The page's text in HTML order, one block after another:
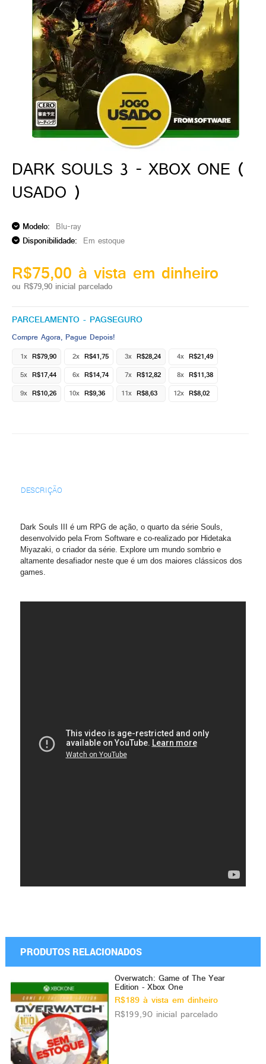
gamer)
DARK SOULS 3 - XBOX ONE (
USADO )
Modelo: Blu-ray
Disponibilidade: Em estoque
R$75,00 à vista em dinheiro
ou R$79,90 inicial parcelado
PARCELAMENTO - PAGSEGURO
Compre Agora, Pague Depois!
1x R$79,90 2x R$41,75 3x R$28,24 4x R$21,49
5x R$17,44 6x R$14,74 7x R$12,82 8x R$11,38
9x R$10,26 10x R$9,36 11x R$8,63 12x R$8,02
DESCRIÇÃO
Dark Souls III é um RPG de ação, o quarto da série Souls,
desenvolvido pela From Software e co-realizado por Hidetaka
Miyazaki, o criador da série. Explore um mundo sombrio e
altamente desafiador neste que é um dos maiores clássicos dos
games.
PRODUTOS RELACIONADOS
Overwatch: Game of The Year
Edition - Xbox One
R$189 à vista em dinheiro
R$199,90 inicial parcelado